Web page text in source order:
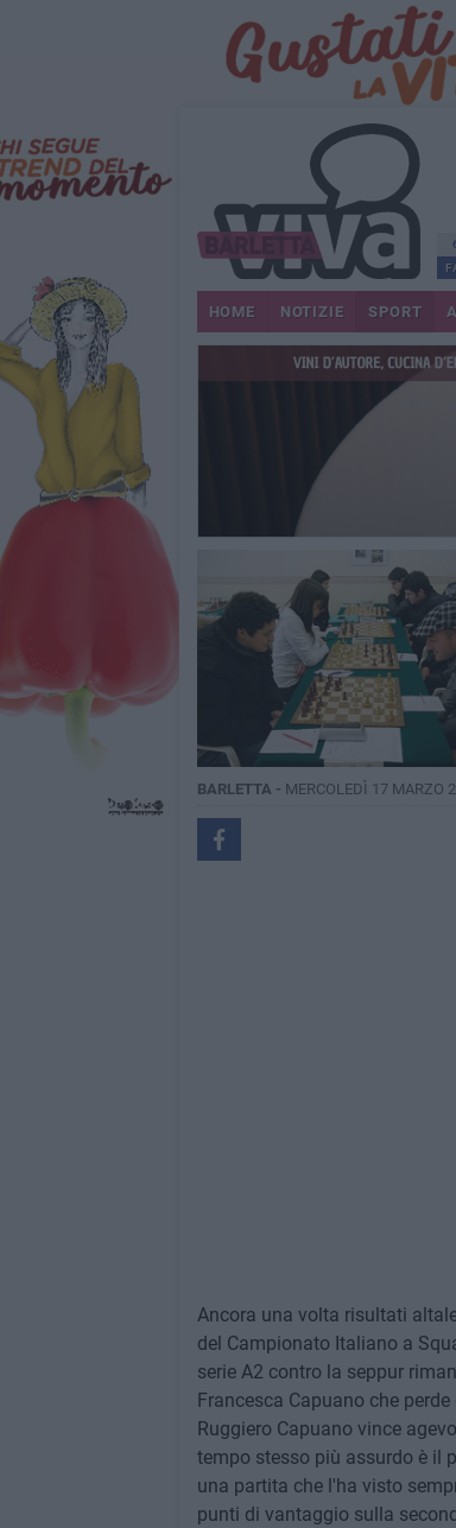
HOME NOTIZIE SPORT
BARLETTA - MERCOLEDÌ 17 MARZO
Ancora una volta risultati
del Campionato Italiano a
serie A2 contro la seppur
Francesca Capuano che
Ruggiero Capuano vince
tempo stesso più assurdo è il
una partita che l'ha visto
punti di vantaggio sulla